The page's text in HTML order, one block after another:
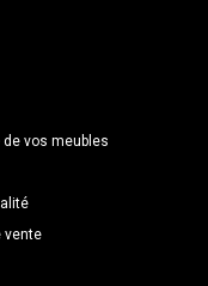
vos meubles
vente